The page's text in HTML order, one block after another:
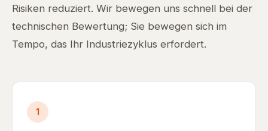
Risiken reduziert. Wir bewegen uns schnell bei der
technischen Bewertung; Sie bewegen sich im
Tempo, das Ihr Industriezyklus erfordert.
1